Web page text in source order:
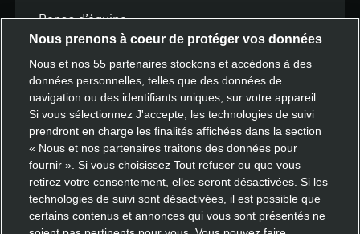
Repas d’équipe
Cartes cadeaux Deliveroo
Ressources
Espace d’apprentissage
FAQ
Nous prenons à coeur de protéger vos données
Nous et nos55 partenaires stockons et accédons à des
données personnelles, telles que des données de
navigation ou des identifiants uniques, sur votre appareil.
Si vous sélectionnez J'accepte, les technologies de suivi
prendront en charge les finalités affichées dans la section
« Nous et nos partenaires traitons des données pour
fournir ». Si vous choisissez Tout refuser ou que vous
retirez votre consentement, elles seront désactivées. Si les
technologies de suivi sont désactivées, il est possible que
certains contenus et annonces qui vous sont présentés ne